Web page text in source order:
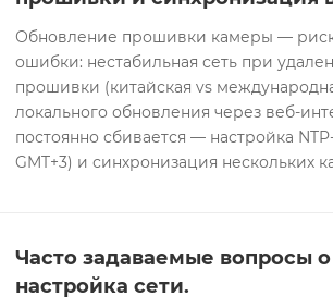
Обновление прошивки камеры —
ошибки: нестабильная сеть при
прошивки (китайская vs
локального обновления через веб-
постоянно сбивается — настройка
GMT+3) и синхронизация нескольких
Часто задаваемые вопросы
настройка сети.